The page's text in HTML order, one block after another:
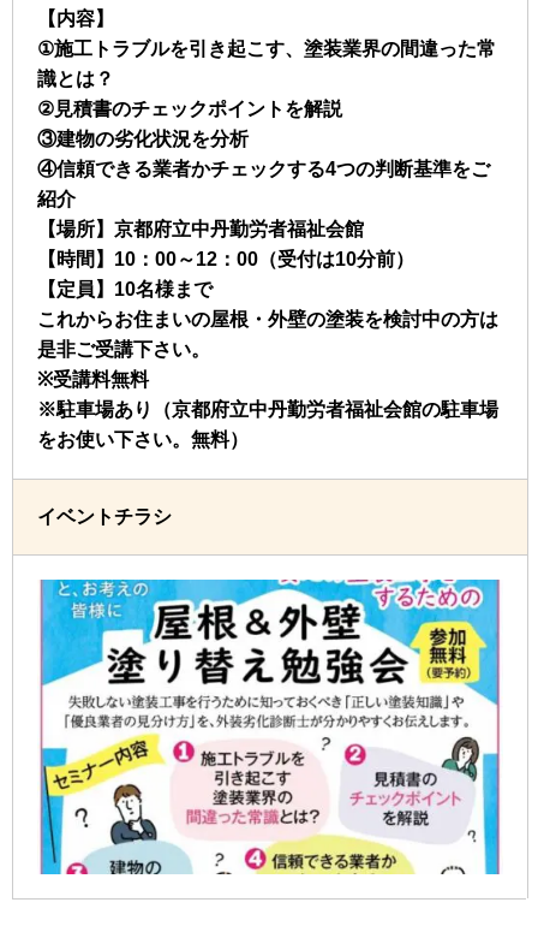
【内容】
①施工トラブルを引き起こす、塗装業界の間違った常
識とは？
②見積書のチェックポイントを解説
③建物の劣化状況を分析
④信頼できる業者かチェックする4つの判断基準をご
紹介
【場所】京都府立中丹勤労者福祉会館
【時間】10：00～12：00（受付は10分前）
【定員】10名様まで
これからお住まいの屋根・外壁の塗装を検討中の方は
是非ご受講下さい。
※受講料無料
※駐車場あり（京都府立中丹勤労者福祉会館の駐車場
をお使い下さい。無料）
イベントチラシ